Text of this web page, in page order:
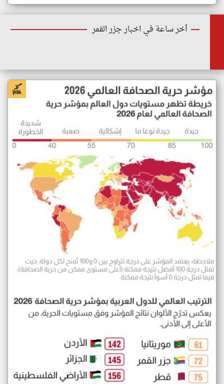
أخر ساعة في اخبار جزر القمر